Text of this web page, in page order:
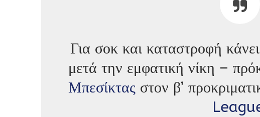
Για σοκ και καταστροφή
μετά την εμφατική νίκη –
Μπεσίκτας στον β’